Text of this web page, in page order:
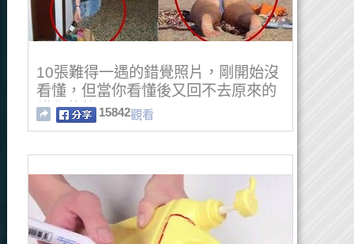
10張難得一遇的錯覺照片，剛開始沒
看懂，但當你看懂後又回不去原來的
錯覺狀態了！！
15842觀看